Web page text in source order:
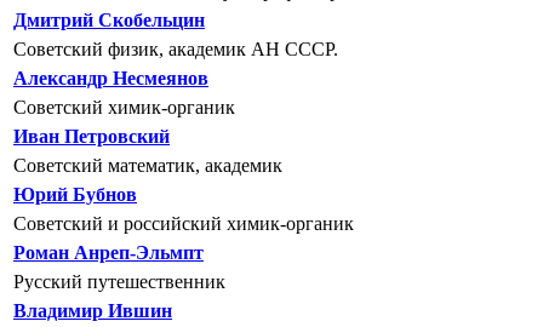
Дмитрий Скобельцин
Советский физик, академик АН СССР.
Александр Несмеянов
Советский химик-органик
Иван Петровский
Советский математик, академик
Юрий Бубнов
Советский и российский химик-органик
Роман Анреп-Эльмпт
Русский путешественник
Владимир Ившин